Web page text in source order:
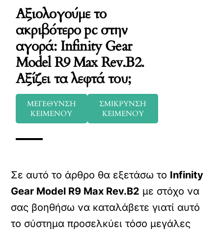
Αξιολογούμε το
ακριβότερο pc στην
αγορά: Infinity Gear
Model R9 Max Rev.B2.
Αξίζει τα λεφτά του;
ΜΕΓΕΘΥΝΣΗ
ΚΕΙΜΕΝΟΥ
ΣΜΙΚΡΥΝΣΗ
ΚΕΙΜΕΝΟΥ
Σε αυτό το άρθρο θα εξετάσω το Infinity
Gear Model R9 Max Rev.B2 με στόχο να
σας βοηθήσω να καταλάβετε γιατί αυτό
το σύστημα προσελκύει τόσο μεγάλες